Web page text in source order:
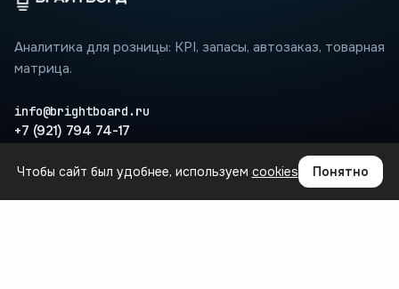
Аналитика для розницы: KPI, запасы, автозаказ, товарная
матрица.
info@brightboard.ru
+7 (921) 794 74-17
Где теряются деньги
Чтобы сайт был удобнее, используем cookies Понятно